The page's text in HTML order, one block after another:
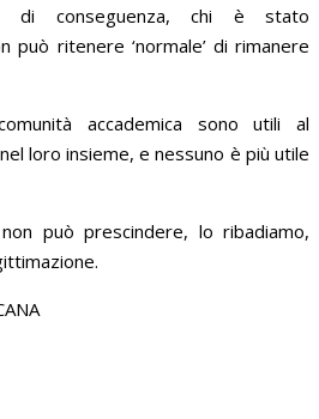
di conseguenza, chi è stato
può ritenere ‘normale’ di rimanere
accademica sono utili al
loro insieme, e nessuno è più utile
può prescindere, lo ribadiamo,